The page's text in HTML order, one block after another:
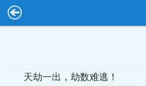
天劫一出，劫数难逃！